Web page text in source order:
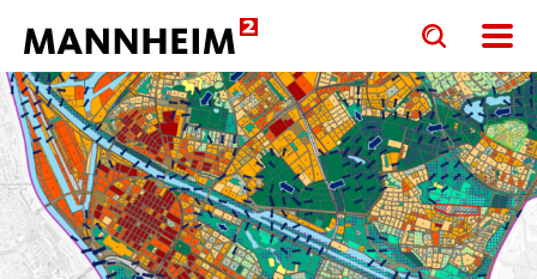
Toggle
search
input
form
Toggle
search
input